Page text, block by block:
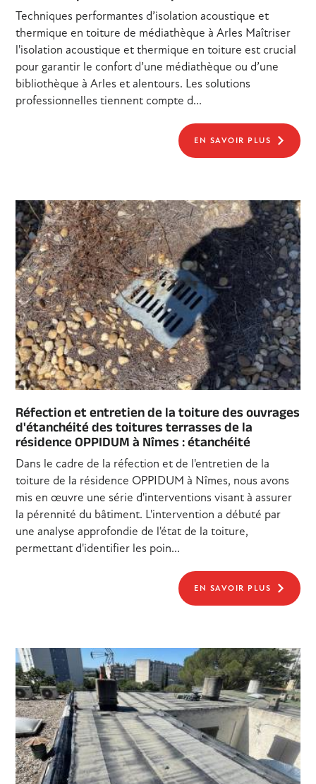
Techniques performantes d’isolation acoustique et
thermique en toiture de médiathèque à Arles Maîtriser
l'isolation acoustique et thermique en toiture est crucial
pour garantir le confort d’une médiathèque ou d’une
bibliothèque à Arles et alentours. Les solutions
professionnelles tiennent compte d...
EN SAVOIR PLUS
Réfection et entretien de la toiture des ouvrages
d'étanchéité des toitures terrasses de la
résidence OPPIDUM à Nîmes : étanchéité
Dans le cadre de la réfection et de l'entretien de la
toiture de la résidence OPPIDUM à Nîmes, nous avons
mis en œuvre une série d'interventions visant à assurer
la pérennité du bâtiment. L'intervention a débuté par
une analyse approfondie de l'état de la toiture,
permettant d'identifier les poin...
EN SAVOIR PLUS